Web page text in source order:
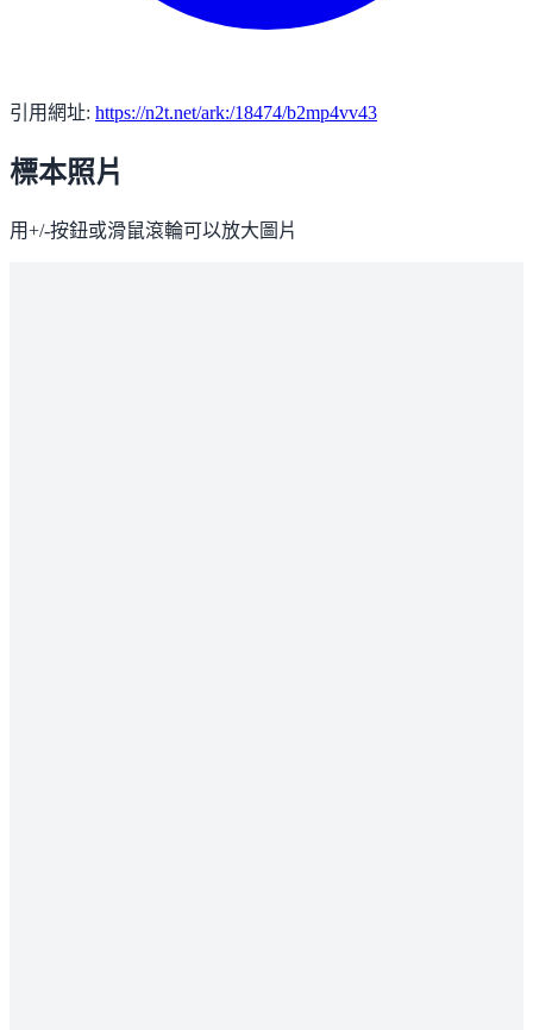
引用網址: https://n2t.net/ark:/18474/b2mp4vv43
標本照片
用+/-按鈕或滑鼠滾輪可以放大圖片